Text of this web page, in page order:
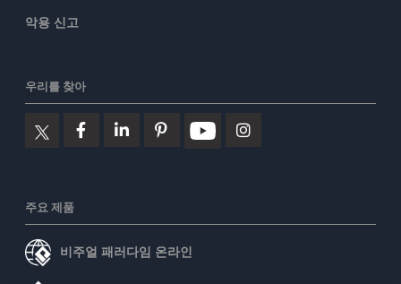
악용 신고
우리를 찾아
주요 제품
비주얼 패러다임 온라인